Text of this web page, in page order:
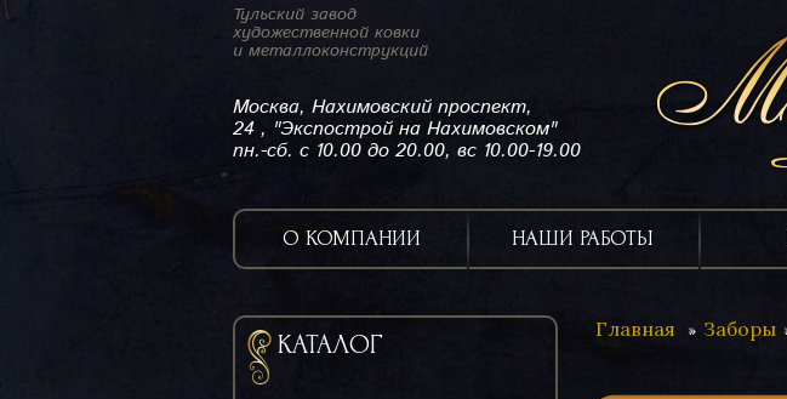
Тульский завод
художественной ковки
и металлоконструкций
Москва, Нахимовский проспект,
24 , "Экспострой на Нахимовском"
пн.-сб. с 10.00 до 20.00, вс 10.00-19.00
О КОМПАНИИ НАШИ РАБОТЫ
КАТАЛОГ
Главная Заборы